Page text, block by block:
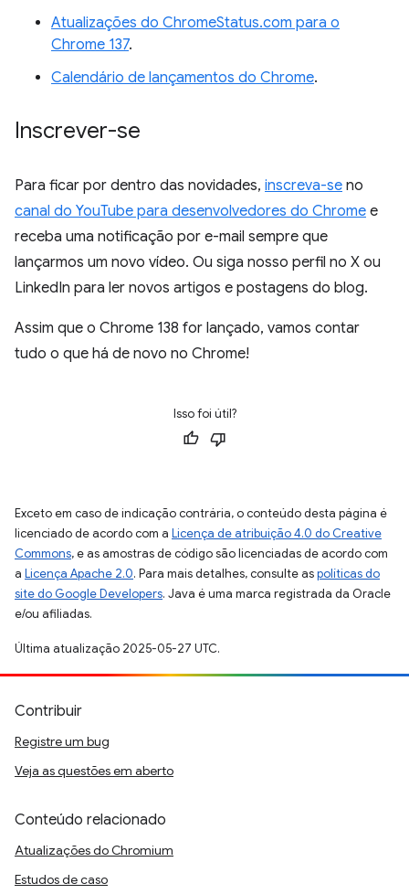
Atualizações do ChromeStatus.com para o
Chrome 137.
Calendário de lançamentos do Chrome.
Inscrever-se
Para ficar por dentro das novidades, inscreva-se no
canal do YouTube para desenvolvedores do Chrome e
receba uma notificação por e-mail sempre que
lançarmos um novo vídeo. Ou siga nosso perfil no X ou
LinkedIn para ler novos artigos e postagens do blog.
Assim que o Chrome 138 for lançado, vamos contar
tudo o que há de novo no Chrome!
Isso foi útil?
Exceto em caso de indicação contrária, o conteúdo desta página é
licenciado de acordo com a Licença de atribuição 4.0 do Creative
Commons, e as amostras de código são licenciadas de acordo com
a Licença Apache 2.0. Para mais detalhes, consulte aspolíticas do
site do Google Developers. Java é uma marca registrada da Oracle
e/ou afiliadas.
Última atualização 2025-05-27 UTC.
Contribuir
Registre um bug
Veja as questões em aberto
Conteúdo relacionado
Atualizações do Chromium
Estudos de caso